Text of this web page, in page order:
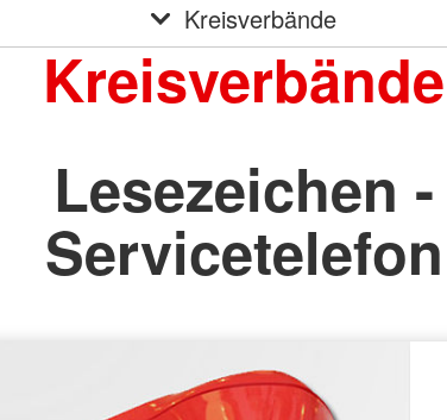
Kreisverbände
Kreisverbände
Lesezeichen -
Servicetelefon